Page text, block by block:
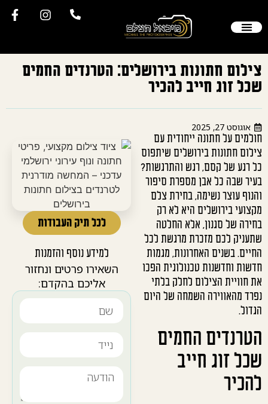
צילום חתונות בירושלים: הטרנדים החמים
שכל זוג חייב להכיר
אוגוסט 27, 2025
חולמים על חתונה ייחודית עם
צילום חתונות בירושלים שיתפוס
כל רגע של קסם, רגש והתרגשות?
בעיר שבה כל אבן מספרת סיפור
והנוף עוצר נשימה, בחירת צלם
מקצועי בירושלים היא לא רק
בחירה של סגנון, אלא החלטה
שתעניק לכם מזכרת מרגשת לכל
החיים. בשנים האחרונות, מגמות
חדשות וחדשנות טכנולוגית הפכו
את חוויית הצילום לחלק בלתי
נפרד מהאווירה השמחה של היום
הגדול.
הטרנדים החמים
שכל זוג חייב
להכיר
לכל תיק העבודות
למידע נוסף והזמנות
השאירו פרטים ונחזור
אליכם בהקדם: